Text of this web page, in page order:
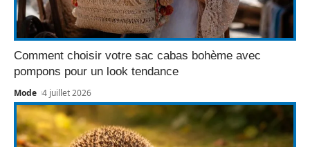
Comment choisir votre sac cabas bohème avec
pompons pour un look tendance
Mode 4 juillet 2026